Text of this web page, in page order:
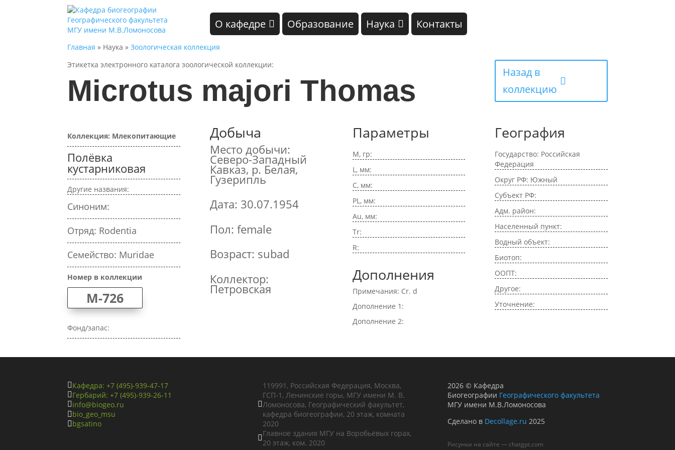
О кафедре Образование Наука Контакты
Главная » Наука »Зоологическая коллекция
Этикетка электронного каталога зоологической коллекции:
Microtus majori Thomas
Назад в
коллекцию
Коллекция: Млекопитающие
Полёвка
кустарниковая
Другие названия:
Синоним:
Отряд: Rodentia
Семейство: Muridae
Номер в коллекции
M-726
Фонд/запас:
Добыча
Место добычи:
Северо-Западный
Кавказ, р. Белая,
Гузерипль
Дата: 30.07.1954
Пол: female
Возраст: subad
Коллектор:
Петровская
Параметры
M, гр:
L, мм:
C, мм:
PL, мм:
Au, мм:
Tr:
R:
Дополнения
Примечания: Cr. d
Дополнение 1:
Дополнение 2:
География
Государство: Российская
Федерация
Округ РФ: Южный
Субъект РФ:
Адм. район:
Населенный пункт:
Водный объект:
Биотоп:
ООПТ:
Другое:
Уточнение:
Кафедра: +7 (495)-939-47-17
Гербарий: +7 (495)-939-26-11
info@biogeo.ru
bio_geo_msu
bgsatino

119991, Российская Федерация, Москва,
ГСП-1, Ленинские горы, МГУ имени М. В.
Ломоносова, Географический факультет,
кафедра биогеографии, 20 этаж, комната
2020
Главное здания МГУ на Воробьёвых горах,
20 этаж, ком. 2020
2026 © Кафедра
Биогеографии Географического факультета
МГУ имени М.В.Ломоносова
Сделано в Decollage.ru 2025
Рисунки на сайте — chatgpt.com